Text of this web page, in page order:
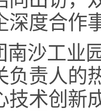
深度合作
南沙工业
负责人的
技术创新